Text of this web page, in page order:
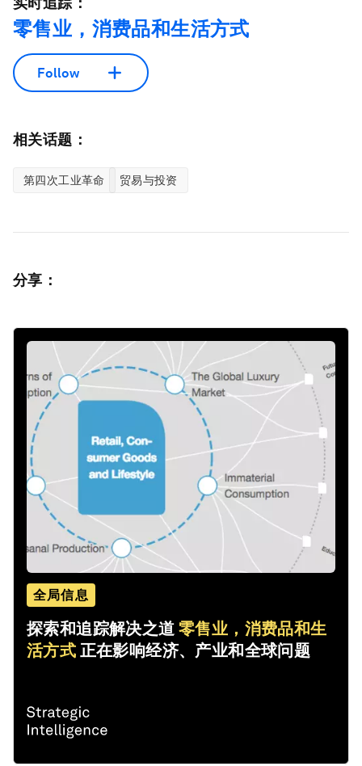
零售业，消费品和生活方式
Follow
相关话题：
第四次工业革命 贸易与投资
分享：
全局信息
探索和追踪解决之道零售业，消费品和生
活方式 正在影响经济、产业和全球问题